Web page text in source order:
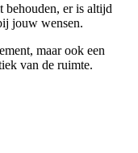
behouden, er is altijd
jouw wensen.
maar ook een
van de ruimte.